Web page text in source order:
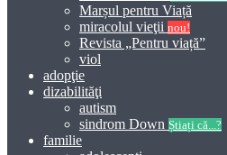
Marșul pentru Viață
miracolul vieţii nou!
Revista „Pentru viață”
viol
adopţie
dizabilităţi
autism
sindrom Down Știați că...?
familie